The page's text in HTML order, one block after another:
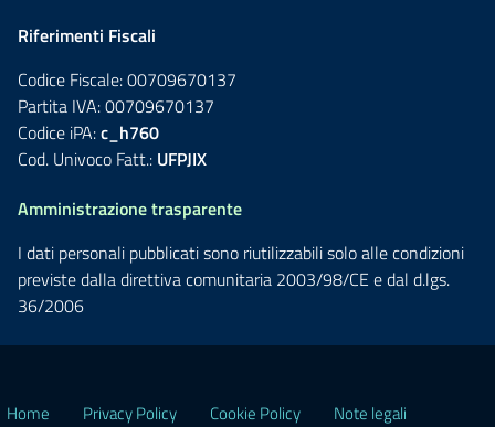
Riferimenti Fiscali
Codice Fiscale: 00709670137
Partita IVA: 00709670137
Codice iPA:c_h760
Cod. Univoco Fatt.: UFPJIX
Amministrazione trasparente
I dati personali pubblicati sono riutilizzabili solo alle condizioni
previste dalla direttiva comunitaria 2003/98/CE e dal d.lgs.
36/2006
Home Privacy Policy Cookie Policy Note legali